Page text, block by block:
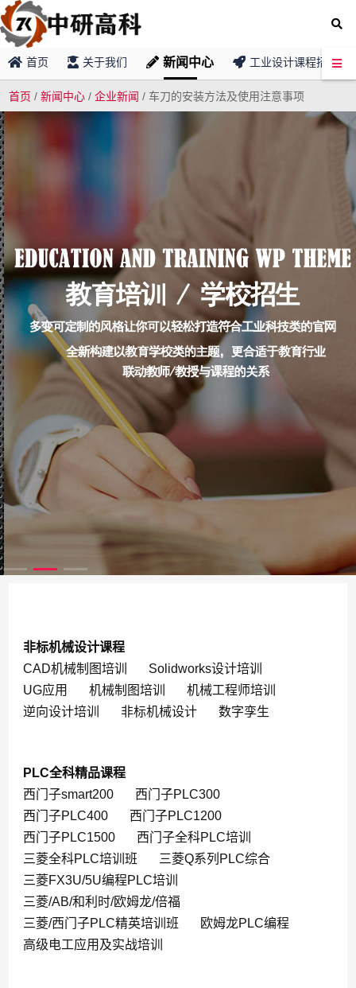
首页 关于我们 新闻中心 工业设计课程招募
首页 /新闻中心 /企业新闻 / 车刀的安装方法及使用注意事项
非标机械设计课程
CAD机械制图培训
Solidworks设计培训
UG应用
机械制图培训
机械工程师培训
逆向设计培训
非标机械设计 数字孪生
PLC全科精品课程
西门子smart200
西门子PLC300
西门子PLC400
西门子PLC1200
西门子PLC1500
西门子全科PLC培训
三菱全科PLC培训班
三菱Q系列PLC综合
三菱FX3U/5U编程PLC培训
三菱/AB/和利时/欧姆龙/倍福
三菱/西门子PLC精英培训班
欧姆龙PLC编程
高级电工应用及实战培训